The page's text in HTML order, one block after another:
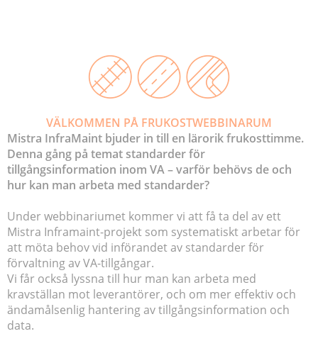
VÄLKOMMEN PÅ FRUKOSTWEBBINARUM
Mistra InfraMaint bjuder in till en lärorik frukosttimme.
Denna gång på temat standarder för
tillgångsinformation inom VA– varför behövs de och
hur kan man arbeta med standarder?
Under webbinariumet kommer vi att få ta del av ett
Mistra Inframaint-projekt som systematiskt arbetar för
att möta behov vid införandet av standarder för
förvaltning av VA-tillgångar.
Vi får också lyssna till hur man kan arbeta med
kravställan mot leverantörer, och om mer effektiv och
ändamålsenlig hantering av tillgångsinformation och
data.